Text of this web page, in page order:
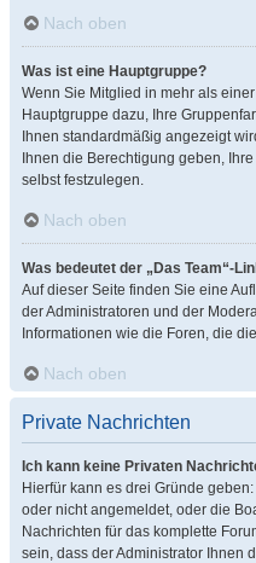
Nach oben
Was ist eine Hauptgruppe?
Wenn Sie Mitglied in mehr als
Hauptgruppe dazu, Ihre
Ihnen standardmäßig angezeigt
Ihnen die Berechtigung geben,
selbst festzulegen.
Nach oben
Was bedeutet der „Das Team“-
Auf dieser Seite finden Sie eine
der Administratoren und der
Informationen wie die Foren, die
Nach oben
Private Nachrichten
Ich kann keine Privaten
Hierfür kann es drei Gründe
oder nicht angemeldet, oder die
Nachrichten für das komplette
sein, dass der Administrator Ihnen